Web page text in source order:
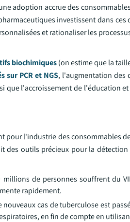
adoption accrue des
investissent dans
et rationaliser les
biochimiques(on estime que la
sur PCR et NGS, l'augmentation des
que l'accroissement de l'éducation
l'industrie des consommables
des outils précieux pour la
de personnes souffrent du
rapidement.
cas de tuberculose est
en fin de compte en